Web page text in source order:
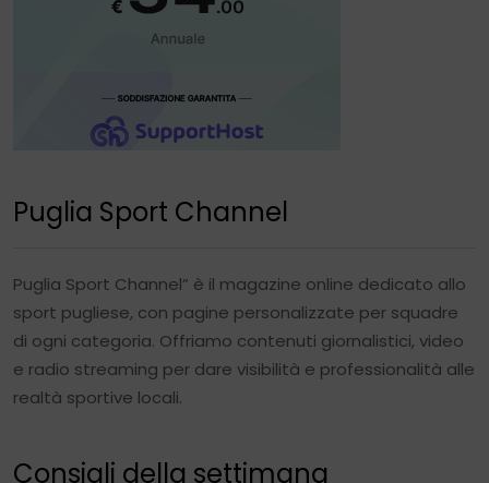
Puglia Sport Channel
Puglia Sport Channel” è il magazine online dedicato allo
sport pugliese, con pagine personalizzate per squadre
di ogni categoria. Offriamo contenuti giornalistici, video
e radio streaming per dare visibilità e professionalità alle
realtà sportive locali.
Consigli della settimana